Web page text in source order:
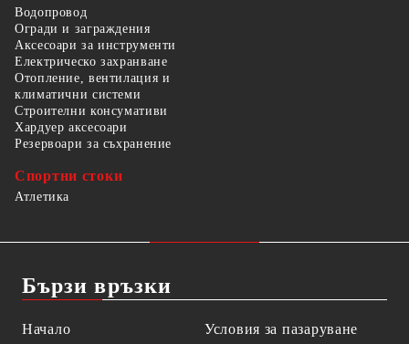
Водопровод
Огради и заграждения
Аксесоари за инструменти
Електрическо захранване
Отопление, вентилация и
климатични системи
Строителни консумативи
Хардуер аксесоари
Резервоари за съхранение
Спортни стоки
Атлетика
Бързи връзки
Начало
Условия за пазаруване